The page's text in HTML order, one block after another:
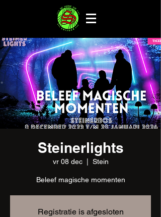
Steinerlights
vr 08 dec
  |
Stein
Beleef magische momenten
Registratie is afgesloten